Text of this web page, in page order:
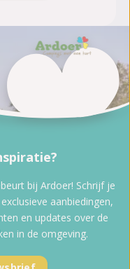
bij Ardoer! Schrijf je
aanbiedingen,
en updates over de
in de omgeving.